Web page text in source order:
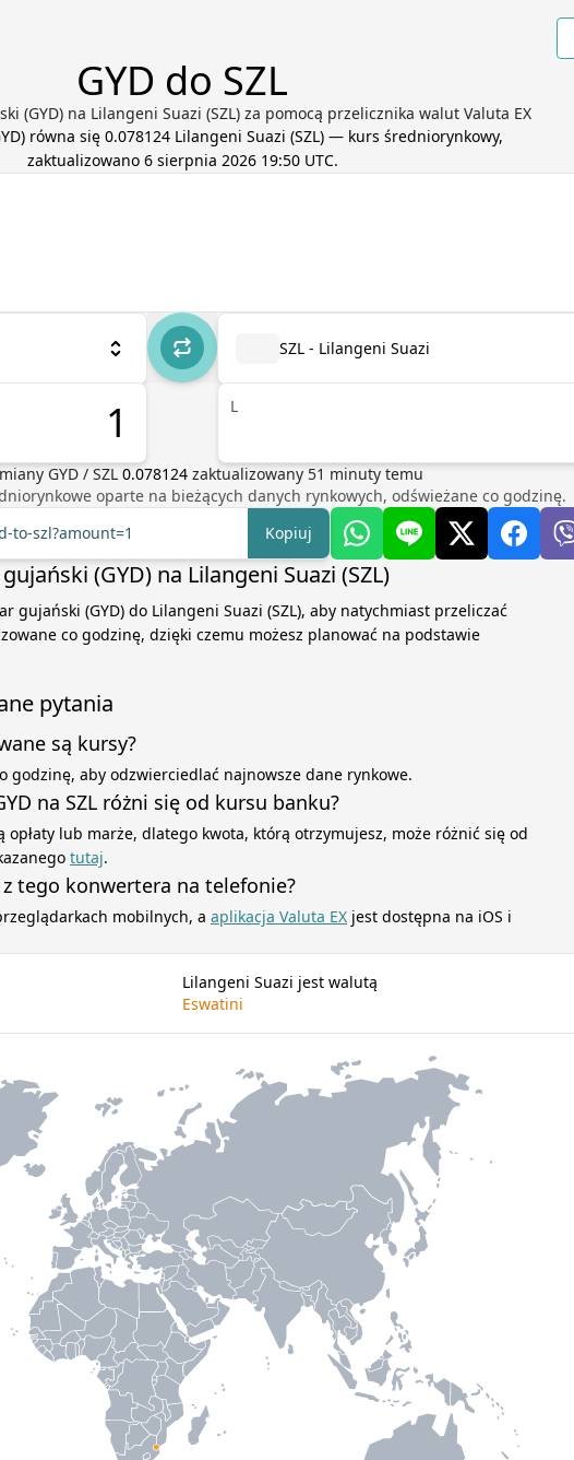
GYD do SZL
(GYD) na Lilangeni Suazi (SZL) za pomocą przelicznika walut Valuta EX
) równa się 0.078124 Lilangeni Suazi (SZL) — kurs średniorynkowy,
zaktualizowano 6 sierpnia 2026 19:50 UTC.
SZL - Lilangeni Suazi
L
GYD / SZL 0.078124 zaktualizowany 51 minuty temu
oparte na bieżących danych rynkowych, odświeżane co godzinę.
to-szl?amount=1
Kopiuj
(GYD) na Lilangeni Suazi (SZL)
gujański (GYD) do Lilangeni Suazi (SZL), aby natychmiast przeliczać
co godzinę, dzięki czemu możesz planować na podstawie
pytania
są kursy?
godzinę, aby odzwierciedlać najnowsze dane rynkowe.
na SZL różni się od kursu banku?
opłaty lub marże, dlatego kwota, którą otrzymujesz, może różnić się od
tutaj.
tego konwertera na telefonie?
mobilnych, a aplikacja Valuta EX jest dostępna na iOS i
Lilangeni Suazi jest walutą
Eswatini